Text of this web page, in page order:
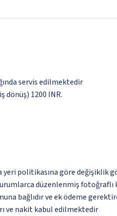
servis edilmektedir
dönüş) 1200 INR.
yeri politikasına göre değişiklik
düzenlenmiş
bağlıdır ve ek ödeme
ve nakit kabul edilmektedir